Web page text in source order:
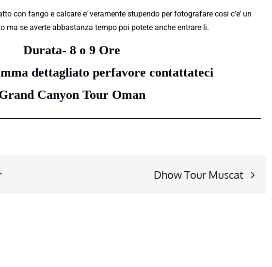
con fango e calcare e’ veramente stupendo per fotografare cosi c’e’ un
ma se averte abbastanza tempo poi potete anche entrare li.
Durata- 8 o 9 Ore
dettagliato perfavore contattateci
Canyon Tour Oman
Dhow Tour Muscat